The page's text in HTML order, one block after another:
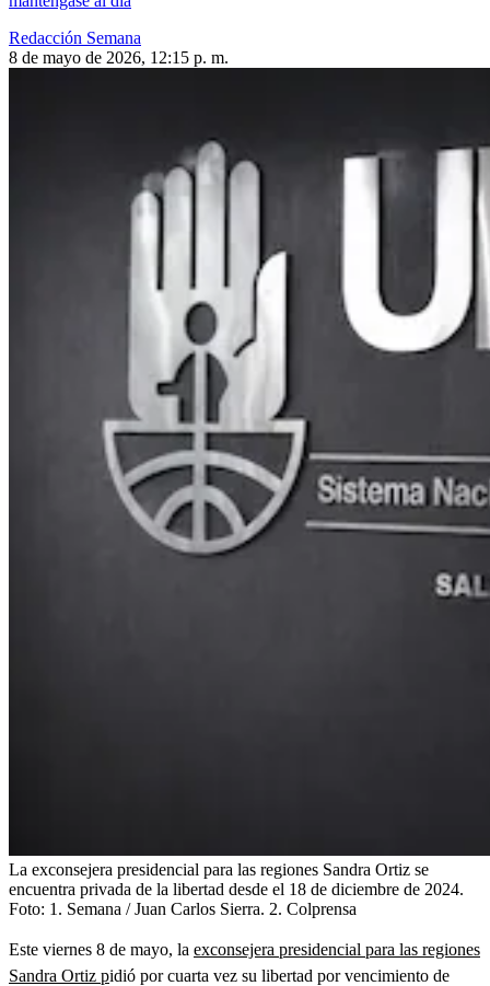
Redacción Semana
8 de mayo de 2026, 12:15 p. m.
La exconsejera presidencial para las regiones Sandra Ortiz se
encuentra privada de la libertad desde el 18 de diciembre de 2024.
Foto: 1. Semana / Juan Carlos Sierra. 2. Colprensa
Este viernes 8 de mayo, la exconsejera presidencial para las regiones
Sandra Ortiz pidió por cuarta vez su libertad por vencimiento de